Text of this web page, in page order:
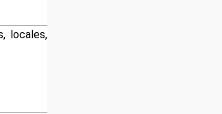
locales,